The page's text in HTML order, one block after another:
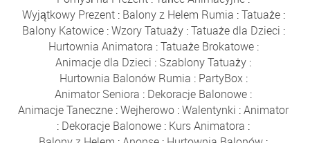
Wyjątkowy Prezent: Balony z Helem Rumia :Tatuaże:
Balony Katowice:Wzory Tatuaży:Tatuaże dla Dzieci :
Hurtownia Animatora :Tatuaże Brokatowe:
Animacje dla Dzieci : Szablony Tatuaży :
Hurtownia Balonów Rumia : PartyBox:
Animator Seniora : Dekoracje Balonowe :
Animacje Taneczne :Wejherowo :Walentynki :Animator
: Dekoracje Balonowe : Kurs Animatora :